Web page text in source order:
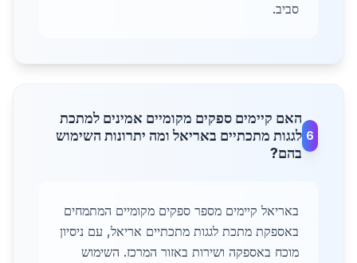
סביב.
6
האם קיימים ספקים מקומיים אמינים למתכת
לגגות מתכתיים באריאל ומה יתרונות השימוש
בהם?
באריאל קיימים מספר ספקים מקומיים המתמחים
באספקת מתכת לגגות מתכתיים אריאל, עם ניסיון
מוכח באספקה ושירות באזור המרכז. השימוש